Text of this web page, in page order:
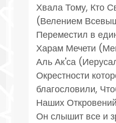
Хвала Тому, Кто
(Велением
Переместил в
Харам Мечети
Аль Ак'са
Окрестности
благословили,
Наших
Он слышит все и